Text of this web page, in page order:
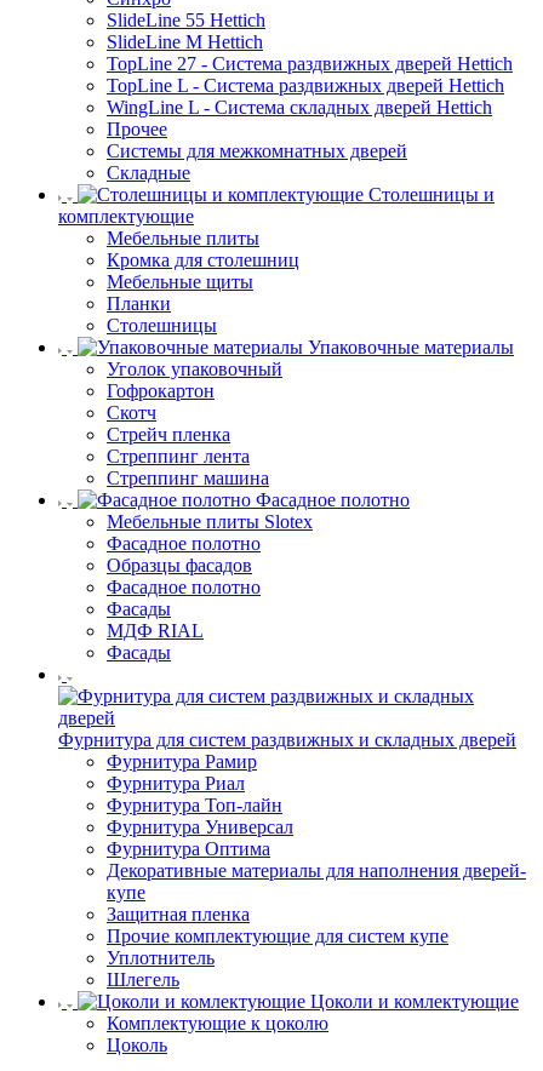
SlideLine 55 Hettich
SlideLine M Hettich
TopLine 27 - Система раздвижных дверей Hettich
TopLine L - Система раздвижных дверей Hettich
WingLine L - Система складных дверей Hettich
Прочее
Системы для межкомнатных дверей
Складные
Столешницы и
комплектующие
Мебельные плиты
Кромка для столешниц
Мебельные щиты
Планки
Столешницы
Упаковочные материалы
Уголок упаковочный
Гофрокартон
Скотч
Стрейч пленка
Стреппинг лента
Стреппинг машина
Фасадное полотно
Мебельные плиты Slotex
Фасадное полотно
Образцы фасадов
Фасадное полотно
Фасады
МДФ RIAL
Фасады
Фурнитура для систем раздвижных и складных дверей
Фурнитура Рамир
Фурнитура Риал
Фурнитура Топ-лайн
Фурнитура Универсал
Фурнитура Оптима
Декоративные материалы для наполнения дверей-
купе
Защитная пленка
Прочие комплектующие для систем купе
Уплотнитель
Шлегель
Цоколи и комлектующие
Комплектующие к цоколю
Цоколь